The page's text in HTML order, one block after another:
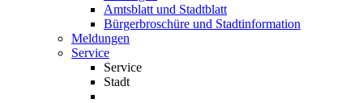
Amtsblatt und Stadtblatt
Bürgerbroschüre und Stadtinformation
Meldungen
Service
Service
Stadt